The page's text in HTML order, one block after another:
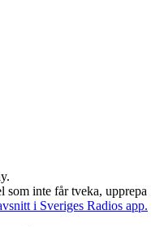
som inte får tveka, upprepa
i Sveriges Radios app.